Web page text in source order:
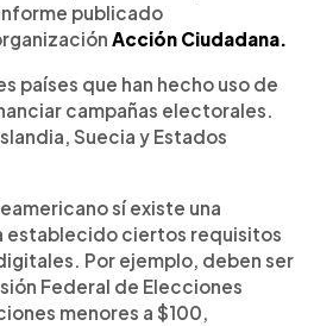
publicado
Acción Ciudadana.
países que han hecho uso de
campañas electorales.
Suecia y Estados
sí existe una
establecido ciertos requisitos
Por ejemplo, deben ser
Federal de Elecciones
menores a $100,